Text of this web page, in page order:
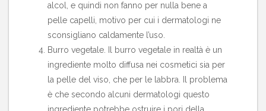
alcol, e quindi non fanno per nulla bene a
pelle capelli, motivo per cui i dermatologi ne
sconsigliano caldamente l’uso.
Burro vegetale. Il burro vegetale in realtà è un
ingrediente molto diffusa nei cosmetici sia per
la pelle del viso, che per le labbra. Il problema
è che secondo alcuni dermatologi questo